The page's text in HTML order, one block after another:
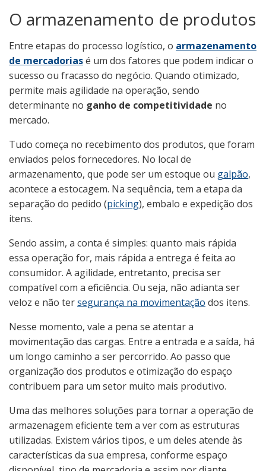
O armazenamento de produtos
Entre etapas do processo logístico, o armazenamento
de mercadoriasé um dos fatores que podem indicar o
sucesso ou fracasso do negócio. Quando otimizado,
permite mais agilidade na operação, sendo
determinante no ganho de competitividade no
mercado.
Tudo começa no recebimento dos produtos, que foram
enviados pelos fornecedores. No local de
armazenamento, que pode ser um estoque ou galpão,
acontece a estocagem. Na sequência, tem a etapa da
separação do pedido (picking), embalo e expedição dos
itens.
Sendo assim, a conta é simples: quanto mais rápida
essa operação for, mais rápida a entrega é feita ao
consumidor. A agilidade, entretanto, precisa ser
compatível com a eficiência. Ou seja, não adianta ser
veloz e não tersegurança na movimentação dos itens.
Nesse momento, vale a pena se atentar a
movimentação das cargas. Entre a entrada e a saída, há
um longo caminho a ser percorrido. Ao passo que
organização dos produtos e otimização do espaço
contribuem para um setor muito mais produtivo.
Uma das melhores soluções para tornar a operação de
armazenagem eficiente tem a ver com as estruturas
utilizadas. Existem vários tipos, e um deles atende às
características da sua empresa, conforme espaço